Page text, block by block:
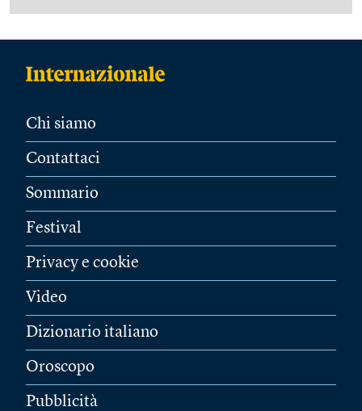
Chi siamo
Contattaci
Sommario
Festival
Privacy e cookie
Video
Dizionario italiano
Oroscopo
Pubblicità